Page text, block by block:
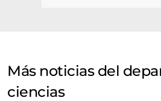
Más noticias del
ciencias